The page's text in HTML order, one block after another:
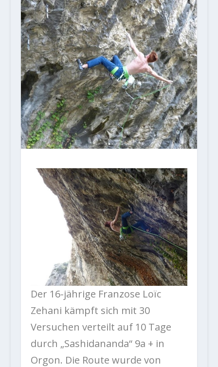
Der 16-jährige Franzose Loïc
Zehani kämpft sich mit 30
Versuchen verteilt auf 10 Tage
durch „Sashidananda“ 9a + in
Orgon. Die Route wurde von